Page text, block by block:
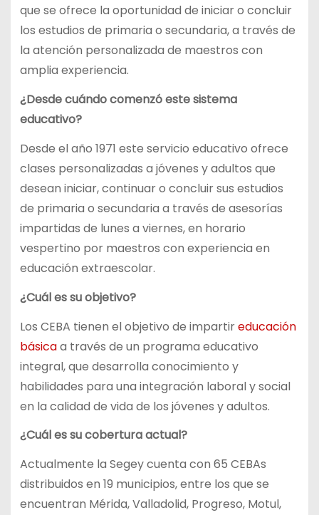
que se ofrece la oportunidad de iniciar o concluir
los estudios de primaria o secundaria, a través de
la atención personalizada de maestros con
amplia experiencia.
¿Desde cuándo comenzó este sistema
educativo?
Desde el año 1971 este servicio educativo ofrece
clases personalizadas a jóvenes y adultos que
desean iniciar, continuar o concluir sus estudios
de primaria o secundaria a través de asesorías
impartidas de lunes a viernes, en horario
vespertino por maestros con experiencia en
educación extraescolar.
¿Cuál es su objetivo?
Los CEBA tienen el objetivo de impartireducación
básicaa través de un programa educativo
integral, que desarrolla conocimiento y
habilidades para una integración laboral y social
en la calidad de vida de los jóvenes y adultos.
¿Cuál es su cobertura actual?
Actualmente la Segey cuenta con 65 CEBAs
distribuidos en 19 municipios, entre los que se
encuentran Mérida, Valladolid, Progreso, Motul,